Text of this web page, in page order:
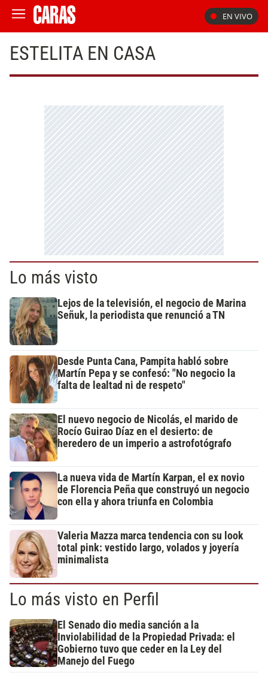
EN VIVO
ESTELITA EN CASA
Lo más visto
Lejos de la televisión, el negocio de Marina
Señuk, la periodista que renunció a TN
Desde Punta Cana, Pampita habló sobre
Martín Pepa y se confesó: "No negocio la
falta de lealtad ni de respeto"
El nuevo negocio de Nicolás, el marido de
Rocío Guirao Díaz en el desierto: de
heredero de un imperio a astrofotógrafo
La nueva vida de Martín Karpan, el ex novio
de Florencia Peña que construyó un negocio
con ella y ahora triunfa en Colombia
Valeria Mazza marca tendencia con su look
total pink: vestido largo, volados y joyería
minimalista
Lo más visto en Perfil
El Senado dio media sanción a la
Inviolabilidad de la Propiedad Privada: el
Gobierno tuvo que ceder en la Ley del
Manejo del Fuego